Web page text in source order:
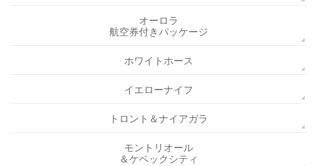
オーロラ
航空券付きパッケージ
ホワイトホース
イエローナイフ
トロント＆ナイアガラ
モントリオール
＆ケベックシティ